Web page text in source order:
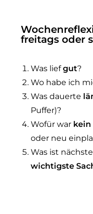
freitags oder
Was liefgut?
Wo habe ich
Was dauerte
Puffer)?
Wofür war kein
oder neu
Was ist
wichtigste